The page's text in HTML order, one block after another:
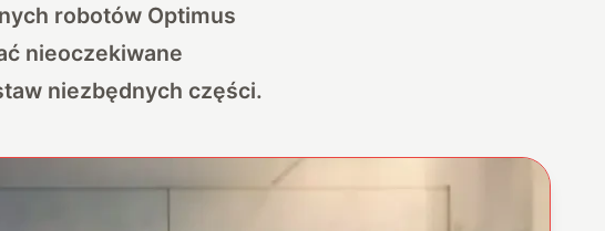
robotów Optimus
nieoczekiwane
niezbędnych części.